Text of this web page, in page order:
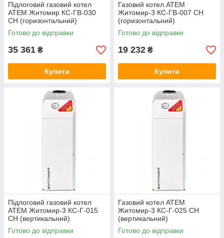
Підлоговий газовий котел
АТЕМ Житомир КС-ГВ-030
СН (горизонтальний)
Готово до відправки
35 361 ₴
Купити
Газовий котел ATEM
Житомир-3 КС-ГВ-007 СН
(горизонтальний)
Готово до відправки
19 232 ₴
Купити
Підлоговий газовий котел
АТЕМ Житомир-3 КС-Г-015
СН (вертикальний)
Готово до відправки
Газовий котел ATEM
Житомир-3 КС-Г-025 СН
(вертикальний)
Готово до відправки